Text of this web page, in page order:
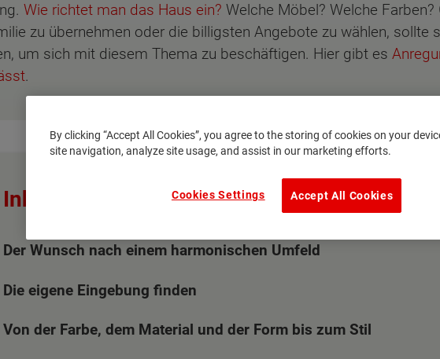
Wie richtet man das Haus ein? Welche Möbel? Welche
zu übernehmen oder die billigsten Angebote zu wählen, sollte
um sich mit diesem Thema zu beschäftigen. Hier gibt es
.
Inhaltsübersicht
Der Wunsch nach einem harmonischen Umfeld
Die eigene Eingebung finden
Von der Farbe, dem Material und der Form bis zum Stil
By clicking “Accept All Cookies”, you agree to the storing of cookies on your
site navigation, analyze site usage, and assist in our marketing efforts.
Accept All Cookies
Cookies Settings